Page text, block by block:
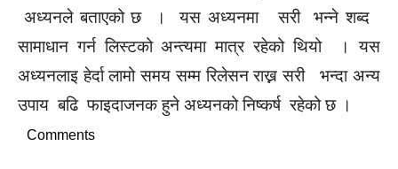
अध्यनले बताएको छ । यस अध्यनमा सरी भन्ने शब्द
सामाधान गर्न लिस्टको अन्त्यमा मात्र रहेको थियो । यस
अध्यनलाइ हेर्दा लामो समय सम्म रिलेसन राख्न सरी भन्दा अन्य
उपाय बढि फाइदाजनक हुने अध्यनको निष्कर्ष रहेको छ ।
Comments